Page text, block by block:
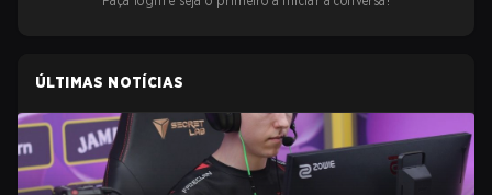
ÚLTIMAS NOTÍCIAS